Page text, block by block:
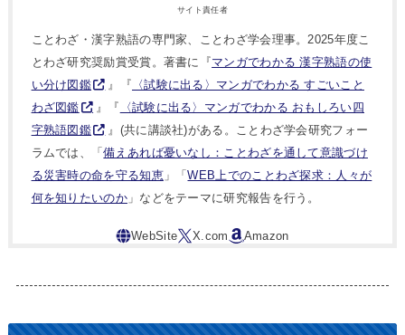
サイト責任者
ことわざ・漢字熟語の専門家、ことわざ学会理事。2025年度こ
とわざ研究奨励賞受賞。著書に『マンガでわかる 漢字熟語の使
い分け図鑑
』『 〈試験に出る〉マンガでわかる すごいこと
わざ図鑑
』『
〈試験に出る〉マンガでわかる おもしろい四
字熟語図鑑
』(共に講談社)がある。ことわざ学会研究フォー
ラムでは、「備えあれば憂いなし：ことわざを通して意識づけ
る災害時の命を守る知恵」「WEB上でのことわざ探求：人々が
何を知りたいのか」などをテーマに研究報告を行う。